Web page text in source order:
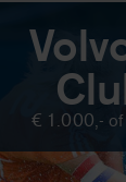
€ 1.000,- of